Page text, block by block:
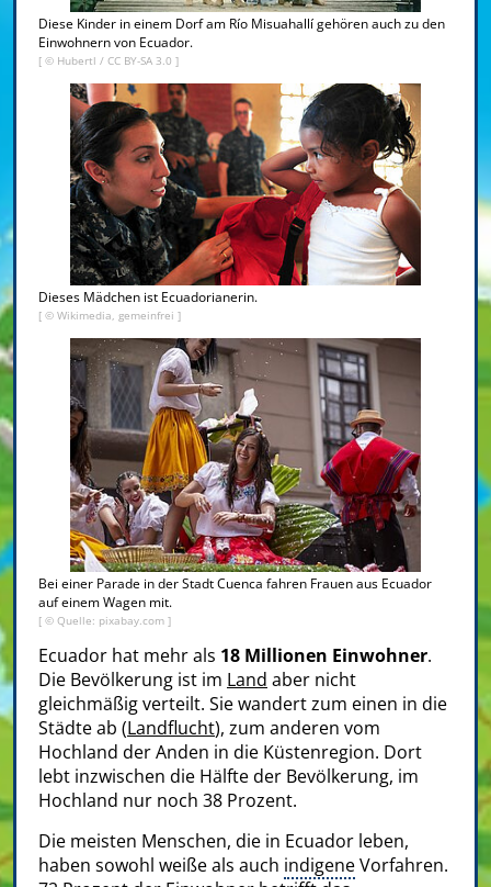
Diese Kinder in einem Dorf am Río Misuahallí gehören auch zu den
Einwohnern von Ecuador.
[ © Hubertl / CC BY-SA 3.0 ]
Dieses Mädchen ist Ecuadorianerin.
[ © Wikimedia, gemeinfrei ]
Bei einer Parade in der Stadt Cuenca fahren Frauen aus Ecuador
auf einem Wagen mit.
[ © Quelle: pixabay.com ]
Ecuador hat mehr als 18 Millionen Einwohner.
Die Bevölkerung ist im Land aber nicht
gleichmäßig verteilt. Sie wandert zum einen in die
Städte ab (Landflucht), zum anderen vom
Hochland der Anden in die Küstenregion. Dort
lebt inzwischen die Hälfte der Bevölkerung, im
Hochland nur noch 38 Prozent.
Die meisten Menschen, die in Ecuador leben,
haben sowohl weiße als auch indigeneVorfahren.